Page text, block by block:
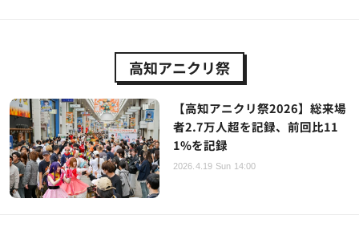
高知アニクリ祭
【高知アニクリ祭2026】総来場
者2.7万人超を記録、前回比11
1%を記録
2026.4.19 Sun 14:00